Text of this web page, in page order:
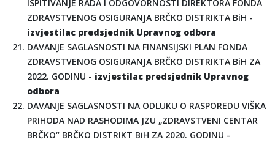
ISPITIVANJE RADA I ODGOVORNOSTI DIREKTORA FONDA
ZDRAVSTVENOG OSIGURANJA BRČKO DISTRIKTA BiH -
izvjestilac predsjednik Upravnog odbora
DAVANJE SAGLASNOSTI NA FINANSIJSKI PLAN FONDA
ZDRAVSTVENOG OSIGURANJA BRČKO DISTRIKTA BiH ZA
2022. GODINU - izvjestilac predsjednik Upravnog
odbora
DAVANJE SAGLASNOSTI NA ODLUKU O RASPOREDU VIŠKA
PRIHODA NAD RASHODIMA JZU „ZDRAVSTVENI CENTAR
BRČKO“ BRČKO DISTRIKT BiH ZA 2020. GODINU -